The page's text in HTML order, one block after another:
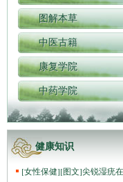
图解本草
中医古籍
康复学院
中药学院
健康知识
[女性保健][图文]尖锐湿疣